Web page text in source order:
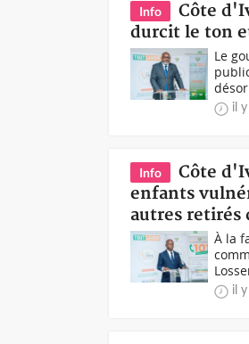
Info
Côte
durcit le ton
Le
il
Info
Côte
enfants
autres retirés
À la
il